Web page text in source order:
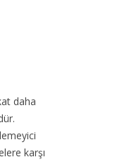
daha
karşı